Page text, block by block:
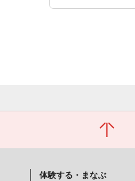
体験する・まなぶ